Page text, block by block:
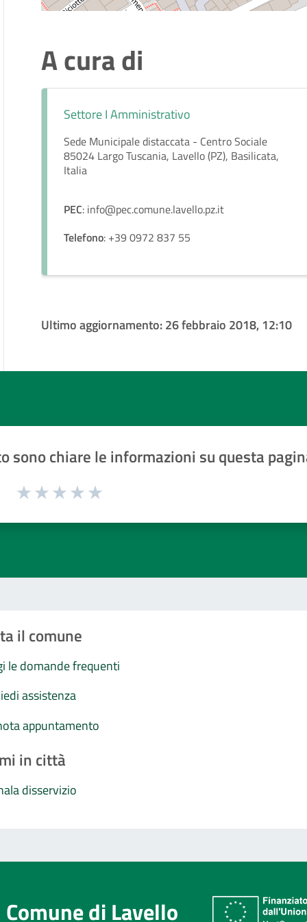
A cura di
Settore I Amministrativo
Sede Municipale distaccata - Centro Sociale
85024 Largo Tuscania, Lavello (PZ), Basilicata,
Italia
PEC: info@pec.comune.lavello.pz.it
Telefono: +39 0972 837 55
Ultimo aggiornamento:26 febbraio 2018, 12:10
sono chiare le informazioni su questa
1 a 5 stelle la pagina
il comune
le domande frequenti
assistenza
appuntamento
in città
disservizio
Comune di Lavello